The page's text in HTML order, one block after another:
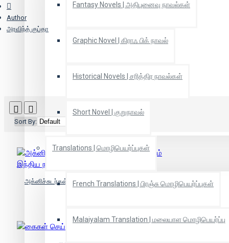
Fantasy Novels | அதிபுனைவு நாவல்கள்
Graphic Novel | கிராஃ பிக் நாவல்
Historical Novels | சரித்திர நாவல்கள்
Short Novel | குறுநாவல்
Translations | மொழிபெயர்ப்புகள்
French Translations | பிரஞ்சு மொழிபெயர்ப்புகள்
Malaiyalam Translation | மலையாள மொழிபெயர்ப்பு
Author
அரவிந்த் குப்தா
Sort By:
அக்னிச்சுடர்கள்:அறிவியல் வானில் மின்னும் இந்திய